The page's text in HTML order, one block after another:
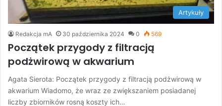
Artykuły
Redakcja mA 30 października 2024 0 569
Początek przygody z filtracją
podżwirową w akwarium
Agata Sierota: Początek przygody z filtracją podżwirową w
akwarium Wiadomo, że wraz ze zwiększaniem posiadanej
liczby zbiorników rosną koszty ich…